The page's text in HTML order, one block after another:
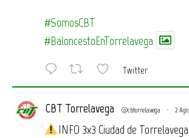
#SomosCBT
#BaloncestoEnTorrelavega
Twitter
CBT Torrelavega @cbtorrelavega · 2 Ago
INFO 3x3 Ciudad de Torrelavega